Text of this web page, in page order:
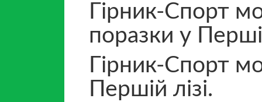
Гірник-Спорт
поразки у
Гірник-Спорт
Першій лізі.